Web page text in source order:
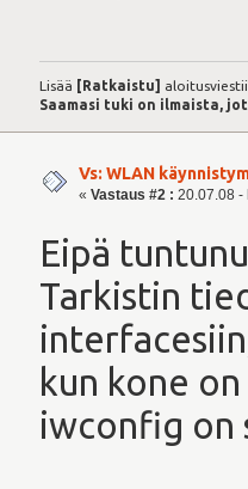
Lisää [Ratkaistu]
Saamasi tuki on ilmaista,
Vs: WLAN
« Vastaus #2 : 20.07.08 -
Eipä
Tarkistin
kun kone
iwconfig on